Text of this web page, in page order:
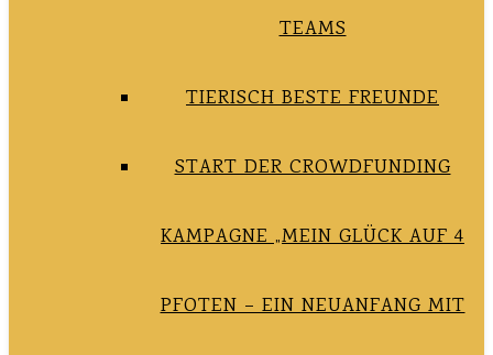
TEAMS
TIERISCH BESTE FREUNDE
START DER CROWDFUNDING
KAMPAGNE „MEIN GLÜCK AUF 4
PFOTEN – EIN NEUANFANG MIT